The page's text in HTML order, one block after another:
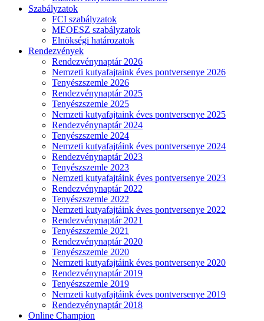
Szabályzatok
FCI szabályzatok
MEOESZ szabályzatok
Elnökségi határozatok
Rendezvények
Rendezvénynaptár 2026
Nemzeti kutyafajtaink éves pontversenye 2026
Tenyészszemle 2026
Rendezvénynaptár 2025
Tenyészszemle 2025
Nemzeti kutyafajtaink éves pontversenye 2025
Rendezvénynaptár 2024
Tenyészszemle 2024
Nemzeti kutyafajtáink éves pontversenye 2024
Rendezvénynaptár 2023
Tenyészszemle 2023
Nemzeti kutyafajtáink éves pontversenye 2023
Rendezvénynaptár 2022
Tenyészszemle 2022
Nemzeti kutyafajtáink éves pontversenye 2022
Rendezvénynaptár 2021
Tenyészszemle 2021
Rendezvénynaptár 2020
Tenyészszemle 2020
Nemzeti kutyafajtáink éves pontversenye 2020
Rendezvénynaptár 2019
Tenyészszemle 2019
Nemzeti kutyafajtáink éves pontversenye 2019
Rendezvénynaptár 2018
Online Champion